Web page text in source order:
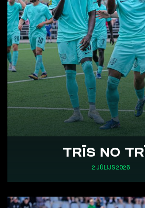
TRĪS NO
2 JŪLIJS 2026